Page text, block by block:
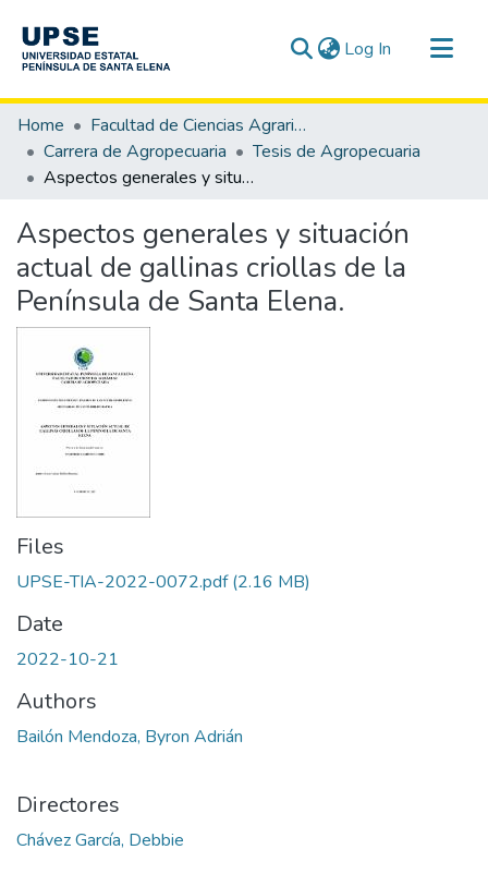
Log In (current)
Communities & Collections
All of DSpace
Statistics
Home
Facultad de Ciencias Agrarias
Carrera de Agropecuaria
Tesis de Agropecuaria
Aspectos generales y situación actual de gallinas criollas de la Península de Santa Elena.
Aspectos generales y situación
actual de gallinas criollas de la
Península de Santa Elena.
Files
UPSE-TIA-2022-0072.pdf(2.16 MB)
Date
2022-10-21
Authors
Bailón Mendoza, Byron Adrián
Directores
Chávez García, Debbie